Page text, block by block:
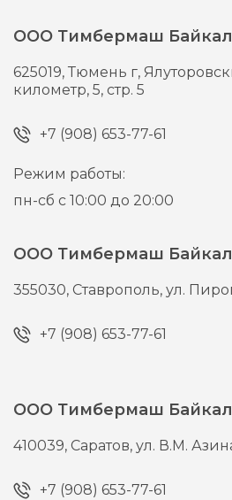
ООО Тимбермаш Байкал
625019,Тюмень г,
километр, 5, стр. 5
+7 (908) 653-77-61
Режим работы:
пн-сб с 10:00 до 20:00
ООО Тимбермаш Байкал
355030, Ставрополь,ул.
+7 (908) 653-77-61
ООО Тимбермаш Байкал
410039, Саратов,ул. В.М.
+7 (908) 653-77-61